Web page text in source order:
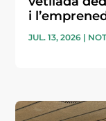
i
JUL. 13, 2026 |